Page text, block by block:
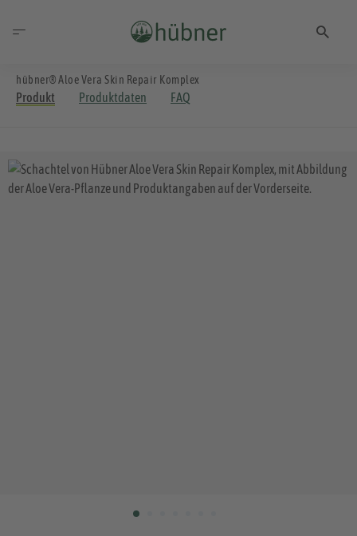
hübner® Aloe Vera Skin Repair Komplex
Produkt Produktdaten FAQ